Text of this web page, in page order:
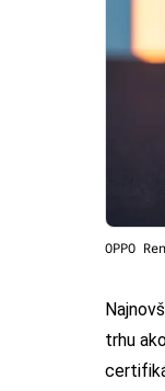
OPPO
trhu